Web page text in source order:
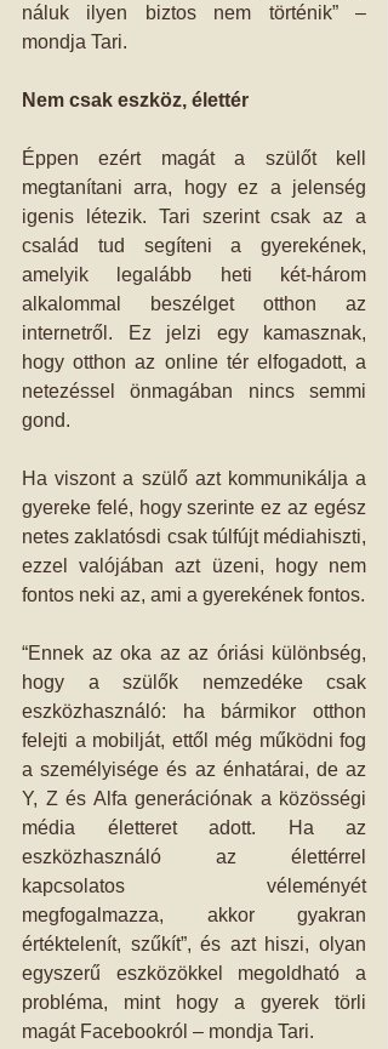
náluk ilyen biztos nem történik” –
mondja Tari.
Nem csak eszköz, élettér
Éppen ezért magát a szülőt kell
megtanítani arra, hogy ez a jelenség
igenis létezik. Tari szerint csak az a
család tud segíteni a gyerekének,
amelyik legalább heti két-három
alkalommal beszélget otthon az
internetről. Ez jelzi egy kamasznak,
hogy otthon az online tér elfogadott, a
netezéssel önmagában nincs semmi
gond.
Ha viszont a szülő azt kommunikálja a
gyereke felé, hogy szerinte ez az egész
netes zaklatósdi csak túlfújt médiahiszti,
ezzel valójában azt üzeni, hogy nem
fontos neki az, ami a gyerekének fontos.
“Ennek az oka az az óriási különbség,
hogy a szülők nemzedéke csak
eszközhasználó: ha bármikor otthon
felejti a mobilját, ettől még működni fog
a személyisége és az énhatárai, de az
Y, Z és Alfa generációnak a közösségi
média életteret adott. Ha az
eszközhasználó az élettérrel
kapcsolatos véleményét
megfogalmazza, akkor gyakran
értéktelenít, szűkít”, és azt hiszi, olyan
egyszerű eszközökkel megoldható a
probléma, mint hogy a gyerek törli
magát Facebookról – mondja Tari.